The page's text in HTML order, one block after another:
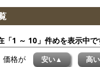
「1 ～ 10」件めを表示中
価格が
安い▲ 高